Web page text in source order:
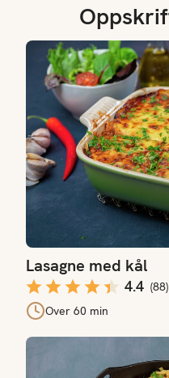
Lasagne med kål
4.4 (88)
Over 60 min
Lasagne med kål
Wok med hodekål og